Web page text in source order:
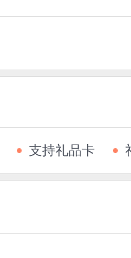
支持礼品卡